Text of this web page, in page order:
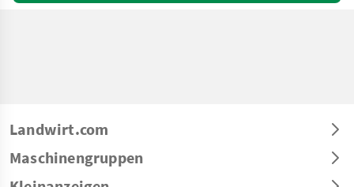
Landwirt.com
Maschinengruppen